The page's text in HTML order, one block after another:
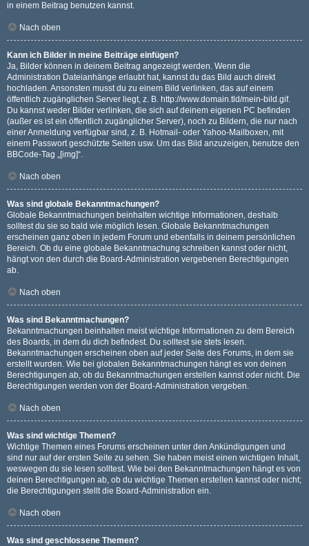
in einem Beitrag benutzen kannst.
Nach oben
Kann ich Bilder in meine Beiträge einfügen?
Ja, Bilder können in deinem Beitrag angezeigt werden. Wenn die
Administration Dateianhänge erlaubt hat, kannst du das Bild auch direkt
hochladen. Ansonsten musst du zu einem Bild verlinken, das auf einem
öffentlich zugänglichen Server liegt, z. B. http://www.domain.tld/mein-bild.gif.
Du kannst weder Bilder verlinken, die sich auf deinem eigenen PC befinden
(außer es ist ein öffentlich zugänglicher Server), noch zu Bildern, die nur nach
einer Anmeldung verfügbar sind, z. B. Hotmail- oder Yahoo-Mailboxen, mit
einem Passwort geschützte Seiten usw. Um das Bild anzuzeigen, benutze den
BBCode-Tag „[img]“.
Nach oben
Was sind globale Bekanntmachungen?
Globale Bekanntmachungen beinhalten wichtige Informationen, deshalb
solltest du sie so bald wie möglich lesen. Globale Bekanntmachungen
erscheinen ganz oben in jedem Forum und ebenfalls in deinem persönlichen
Bereich. Ob du eine globale Bekanntmachung schreiben kannst oder nicht,
hängt von den durch die Board-Administration vergebenen Berechtigungen
ab.
Nach oben
Was sind Bekanntmachungen?
Bekanntmachungen beinhalten meist wichtige Informationen zu dem Bereich
des Boards, in dem du dich befindest. Du solltest sie stets lesen.
Bekanntmachungen erscheinen oben auf jeder Seite des Forums, in dem sie
erstellt wurden. Wie bei globalen Bekanntmachungen hängt es von deinen
Berechtigungen ab, ob du Bekanntmachungen erstellen kannst oder nicht. Die
Berechtigungen werden von der Board-Administration vergeben.
Nach oben
Was sind wichtige Themen?
Wichtige Themen eines Forums erscheinen unter den Ankündigungen und
sind nur auf der ersten Seite zu sehen. Sie haben meist einen wichtigen Inhalt,
weswegen du sie lesen solltest. Wie bei den Bekanntmachungen hängt es von
deinen Berechtigungen ab, ob du wichtige Themen erstellen kannst oder nicht;
die Berechtigungen stellt die Board-Administration ein.
Nach oben
Was sind geschlossene Themen?